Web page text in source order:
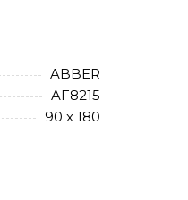
ABBER
AF8215
90 х 180